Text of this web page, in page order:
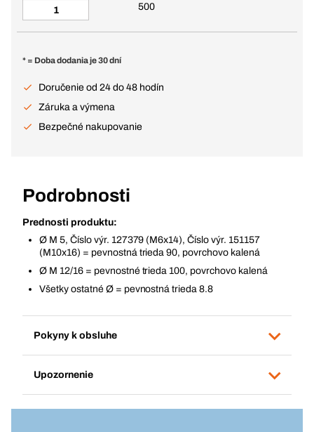
500
* = Doba dodania je 30 dní
Doručenie od 24 do 48 hodín
Záruka a výmena
Bezpečné nakupovanie
Podrobnosti
Prednosti produktu:
Ø M 5, Číslo výr. 127379 (M6x14), Číslo výr. 151157
(M10x16) = pevnostná trieda 90, povrchovo kalená
Ø M 12/16 = pevnostné trieda 100, povrchovo kalená
Všetky ostatné Ø = pevnostná trieda 8.8
Pokyny k obsluhe
Upozornenie